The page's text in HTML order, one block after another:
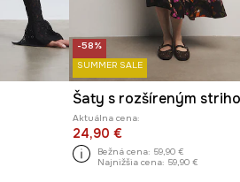
-58%
SUMMER SALE
Aktuálna cena:
24,90 €
Bežná cena: 59,90 €
Najnižšia cena: 59,90 €